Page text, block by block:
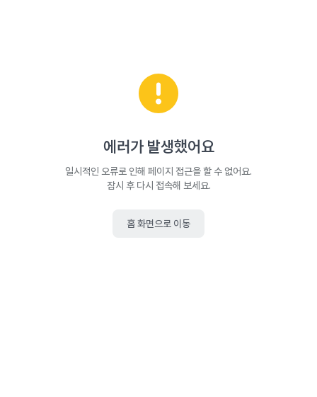
에러가 발생했어요
일시적인 오류로 인해 페이지 접근을 할 수 없어요.
잠시 후 다시 접속해 보세요.
홈 화면으로 이동